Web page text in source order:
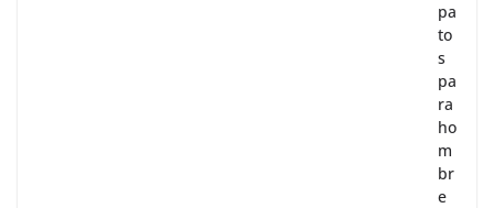
pa
to
s
pa
ra
ho
m
br
e